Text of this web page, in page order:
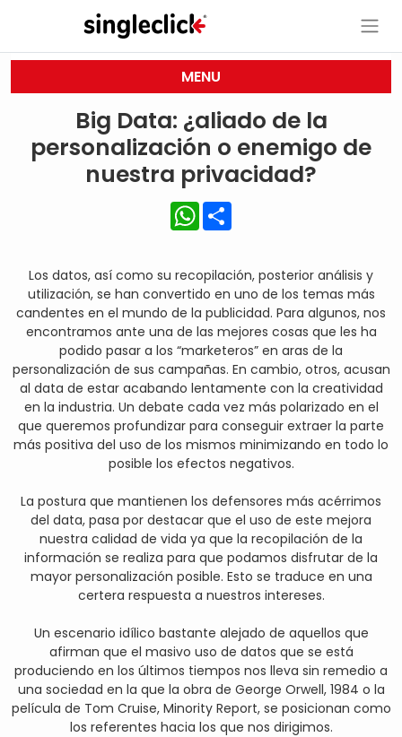
MENU
Big Data: ¿aliado de la
personalización o enemigo de
nuestra privacidad?
WhatsApp
Los datos, así como su recopilación, posterior análisis y
utilización, se han convertido en uno de los temas más
candentes en el mundo de la publicidad. Para algunos, nos
encontramos ante una de las mejores cosas que les ha
podido pasar a los “marketeros” en aras de la
personalización de sus campañas. En cambio, otros, acusan
al data de estar acabando lentamente con la creatividad
en la industria. Un debate cada vez más polarizado en el
que queremos profundizar para conseguir extraer la parte
más positiva del uso de los mismos minimizando en todo lo
posible los efectos negativos.
La postura que mantienen los defensores más acérrimos
del data, pasa por destacar que el uso de este mejora
nuestra calidad de vida ya que la recopilación de la
información se realiza para que podamos disfrutar de la
mayor personalización posible. Esto se traduce en una
certera respuesta a nuestros intereses.
Un escenario idílico bastante alejado de aquellos que
afirman que el masivo uso de datos que se está
produciendo en los últimos tiempos nos lleva sin remedio a
una sociedad en la que la obra de George Orwell, 1984 o la
película de Tom Cruise, Minority Report, se posicionan como
los referentes hacia los que nos dirigimos.